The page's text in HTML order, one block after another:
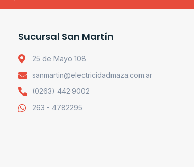
Sucursal San Martín
25 de Mayo 108
sanmartin@electricidadmaza.com.ar
(0263) 442·9002
263 - 4782295